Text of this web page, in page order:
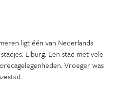
ligt één van Nederlands
Elburg. Een stad met vele
Vroeger was